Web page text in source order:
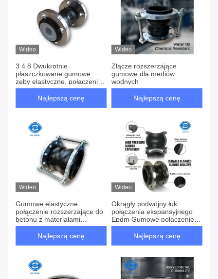
Wideo
3 4 8 Dwukrotnie
płaszczkowane gumowe
zęby elastyczne, połączenie
rozszerzające, o równej
głowie, ze stali węglowej
Najlepszą cenę
Wideo
Złącze rozszerzające
gumowe dla mediów
wodnych
Najlepszą cenę
Wideo
Gumowe elastyczne
połączenie rozszerzające do
betonu z materiałami
odpornymi na korozję i
okrągłą flansą
Najlepszą cenę
Wideo
Okrągły podwójny łuk
połączenia ekspansyjnego
Epdm Gumowe połączenie
podwyższające dla
zastosowań pod wysokim
Najlepszą cenę